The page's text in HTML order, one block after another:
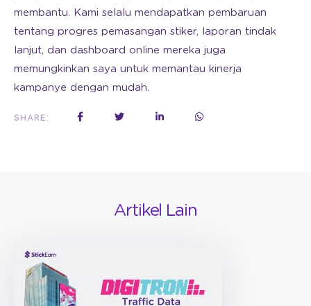
membantu. Kami selalu mendapatkan pembaruan
tentang progres pemasangan stiker, laporan tindak
lanjut, dan dashboard online mereka juga
memungkinkan saya untuk memantau kinerja
kampanye dengan mudah.
SHARE:
Artikel Lain